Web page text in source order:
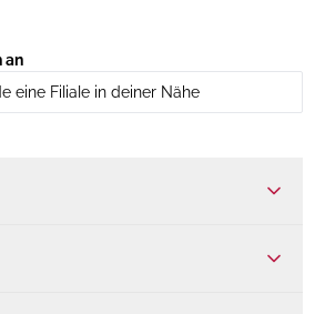
an
eine Filiale in deiner Nähe